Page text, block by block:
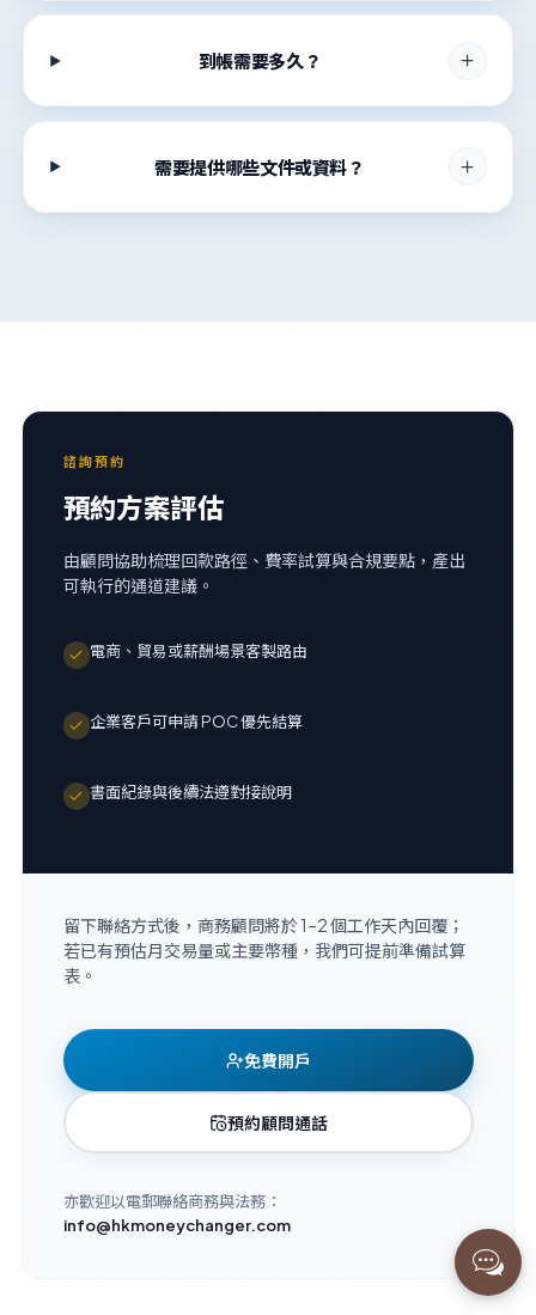
到帳需要多久？
需要提供哪些文件或資料？
諮詢預約
預約方案評估
由顧問協助梳理回款路徑、費率試算與合規要點，產出
可執行的通道建議。
電商、貿易或薪酬場景客製路由
企業客戶可申請 POC 優先結算
書面紀錄與後續法遵對接說明
留下聯絡方式後，商務顧問將於 1–2 個工作天內回覆；
若已有預估月交易量或主要幣種，我們可提前準備試算
表。
免費開戶
預約顧問通話
亦歡迎以電郵聯絡商務與法務：
info@hkmoneychanger.com